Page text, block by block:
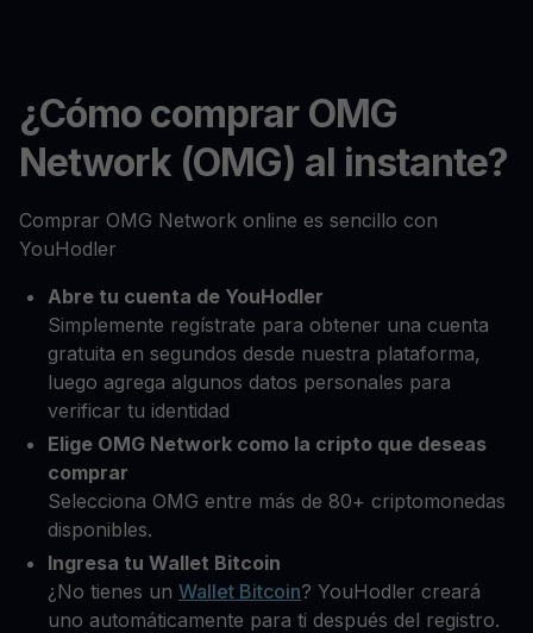
¿Cómo comprar OMG
Network (OMG) al instante?
Comprar OMG Network online es sencillo con
YouHodler
Abre tu cuenta de YouHodler
Simplemente regístrate para obtener una cuenta
gratuita en segundos desde nuestra plataforma,
luego agrega algunos datos personales para
verificar tu identidad
Elige OMG Network como la cripto que deseas
comprar
Selecciona OMG entre más de 80+ criptomonedas
disponibles.
Ingresa tu Wallet Bitcoin
¿No tienes un Wallet Bitcoin? YouHodler creará
uno automáticamente para ti después del registro.